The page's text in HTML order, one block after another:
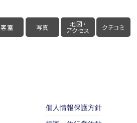
客室 写真 地図・
アクセス クチコミ
個人情報保護方針